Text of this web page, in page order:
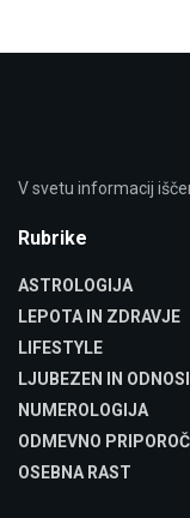
V svetu informacij
Rubrike
ASTROLOGIJA
LEPOTA IN ZDRAVJE
LIFESTYLE
LJUBEZEN IN ODNOSI
NUMEROLOGIJA
ODMEVNO
OSEBNA RAST